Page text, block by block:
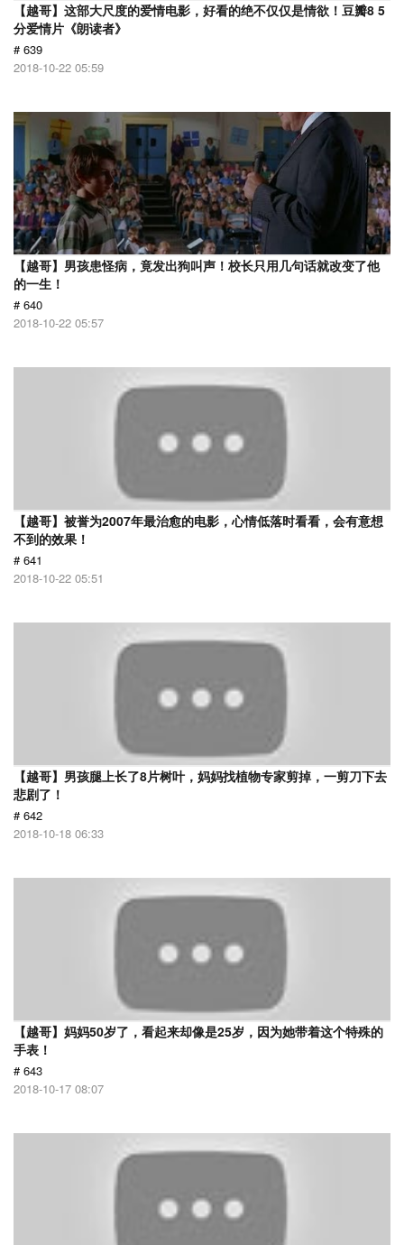
【越哥】这部大尺度的爱情电影，好看的绝不仅仅是情欲！豆瓣8 5
分爱情片《朗读者》
# 639
2018-10-22 05:59
【越哥】男孩患怪病，竟发出狗叫声！校长只用几句话就改变了他
的一生！
# 640
2018-10-22 05:57
【越哥】被誉为2007年最治愈的电影，心情低落时看看，会有意想
不到的效果！
# 641
2018-10-22 05:51
【越哥】男孩腿上长了8片树叶，妈妈找植物专家剪掉，一剪刀下去
悲剧了！
# 642
2018-10-18 06:33
【越哥】妈妈50岁了，看起来却像是25岁，因为她带着这个特殊的
手表！
# 643
2018-10-17 08:07